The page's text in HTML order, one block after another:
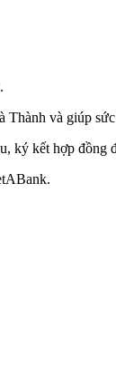
Thành và giúp
ký kết hợp